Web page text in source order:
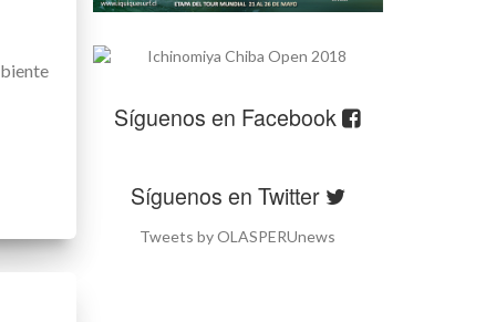
Síguenos en Facebook
Síguenos en Twitter
Tweets by OLASPERUnews